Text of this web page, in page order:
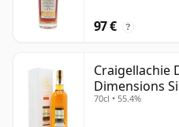
97 € ?
Craigellachie
Dimensions
2008 12 años
70cl • 55.4%